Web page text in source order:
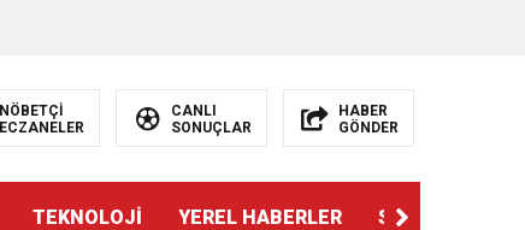
NÖBETÇİ
ECZANELER
CANLI
SONUÇLAR
HABER
GÖNDER
TEKNOLOJİ YEREL HABERLER SPOR